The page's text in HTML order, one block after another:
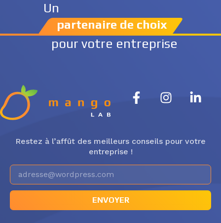
Un
partenaire de choix
pour votre entreprise
Restez à l’affût des meilleurs conseils pour votre
entreprise !
ENVOYER